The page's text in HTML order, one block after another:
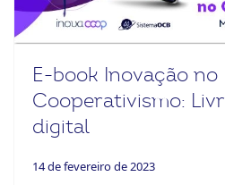
E-book Inovação no
Cooperativismo:
digital
14 de fevereiro de 2023